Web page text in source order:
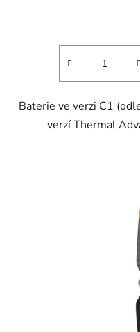
Baterie ve verzi C1
verzí Thermal